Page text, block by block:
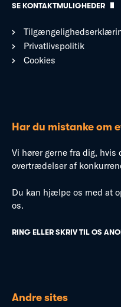
SE KONTAKTMULIGHEDER
Privatlivspolitik
Cookies
Har du mistanke om
Vi hører gerne fra dig, hvis
overtrædelser af
Du kan hjælpe os med at
os.
RING ELLER SKRIV TIL OS
Andre sites